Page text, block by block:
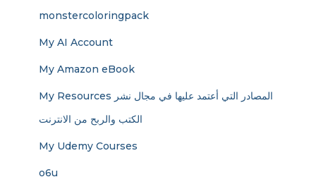
monstercoloringpack
My AI Account
My Amazon eBook
My Resources المصادر التي أعتمد عليها في مجال نشر
الكتب والربح من الانترنت
My Udemy Courses
o6u